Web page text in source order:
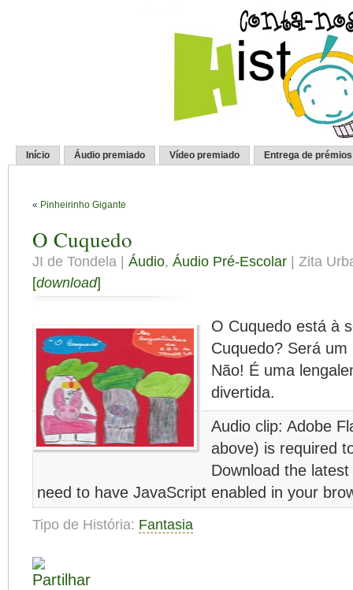
Início Áudio premiado Vídeo premiado Entrega de prémios
« Pinheirinho Gigante
O Cuquedo
JI de Tondela | Áudio, Áudio Pré-Escolar | Zita
[download]
O Cuquedo está à
Cuquedo? Será
Não! É uma
divertida.
Audio clip: Adobe
above) is required
Download the
need to have JavaScript enabled in your
Tipo de História: Fantasia